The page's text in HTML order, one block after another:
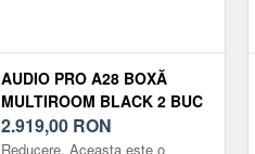
AUDIO PRO A28 BOXĂ
MULTIROOM BLACK 2 BUC
2.919,00 RON
Reducere. Aceasta este o